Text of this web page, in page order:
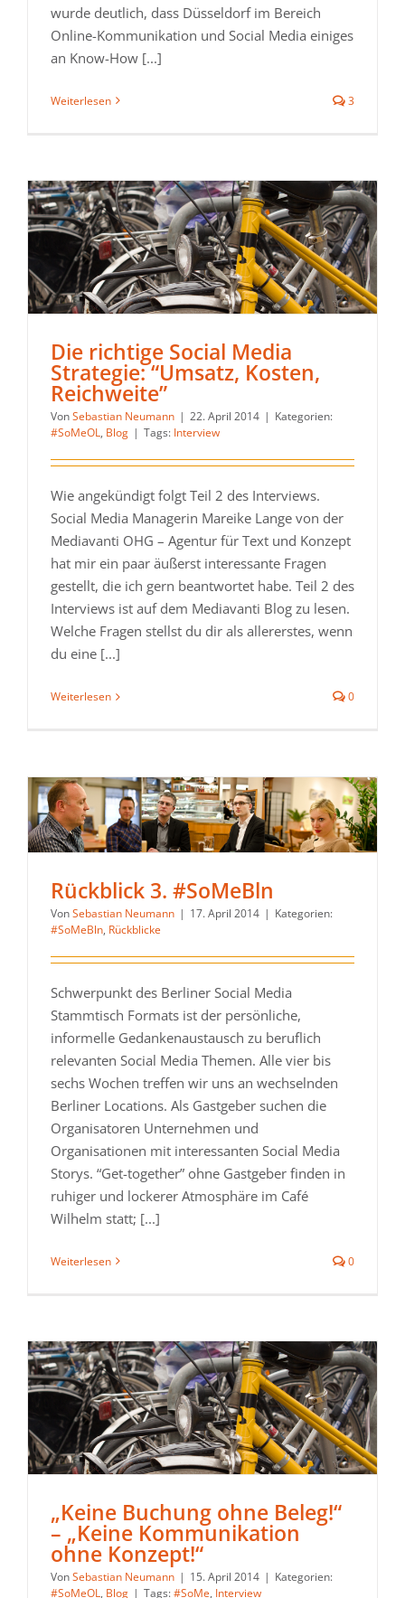
wurde deutlich, dass Düsseldorf im Bereich
Online-Kommunikation und Social Media einiges
an Know-How [...]
Weiterlesen 3
Die richtige Social Media
Strategie: “Umsatz, Kosten,
Reichweite”
VonSebastian Neumann | 22. April 2014 | Kategorien:
#SoMeOL, Blog | Tags: Interview
Wie angekündigt folgt Teil 2 des Interviews.
Social Media Managerin Mareike Lange von der
Mediavanti OHG – Agentur für Text und Konzept
hat mir ein paar äußerst interessante Fragen
gestellt, die ich gern beantwortet habe. Teil 2 des
Interviews ist auf dem Mediavanti Blog zu lesen.
Welche Fragen stellst du dir als allererstes, wenn
du eine [...]
Weiterlesen 0
Rückblick 3. #SoMeBln
VonSebastian Neumann | 17. April 2014 | Kategorien:
#SoMeBln, Rückblicke
Schwerpunkt des Berliner Social Media
Stammtisch Formats ist der persönliche,
informelle Gedankenaustausch zu beruflich
relevanten Social Media Themen. Alle vier bis
sechs Wochen treffen wir uns an wechselnden
Berliner Locations. Als Gastgeber suchen die
Organisatoren Unternehmen und
Organisationen mit interessanten Social Media
Storys. “Get-together” ohne Gastgeber finden in
ruhiger und lockerer Atmosphäre im Café
Wilhelm statt; [...]
Weiterlesen 0
„Keine Buchung ohne Beleg!“
– „Keine Kommunikation
ohne Konzept!“
VonSebastian Neumann | 15. April 2014 | Kategorien:
#SoMeOL, Blog | Tags:#SoMe, Interview